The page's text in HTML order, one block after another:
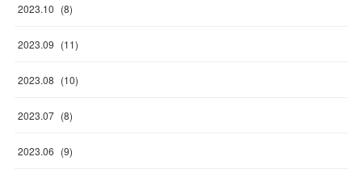
2023.10 (8)
2023.09 (11)
2023.08 (10)
2023.07 (8)
2023.06 (9)